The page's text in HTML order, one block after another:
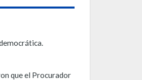
que el Procurador